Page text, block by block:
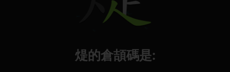
煶的倉頡碼是: